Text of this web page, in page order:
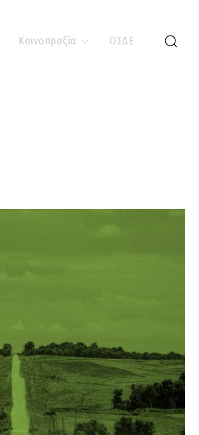
Κοινοπραξία ΟΣΔΕ